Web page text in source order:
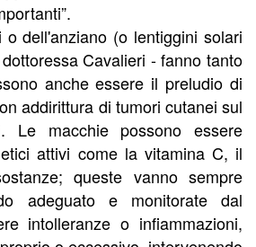
o dell'anziano (o lentiggini solari
Cavalieri - fanno tanto
anche essere il preludio di
addirittura di tumori cutanei sul
Le macchie possono essere
attivi come la vitamina C, il
queste vanno sempre
adeguato e monitorate dal
intolleranze o infiammazioni,